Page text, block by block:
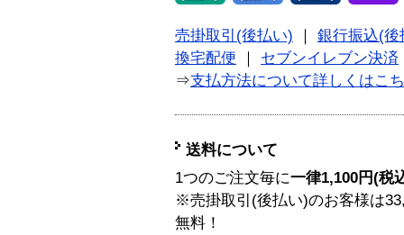
売掛取引(後払い) ｜ 銀行振込(後
換宅配便 ｜ セブンイレブン決済
⇒支払方法について詳しくはこ
送料について
1つのご注文毎に一律1,100円(税
※売掛取引(後払い)のお客様は
無料！